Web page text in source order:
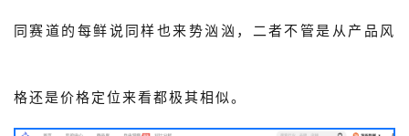
同赛道的每鲜说同样也来势汹汹，二者不管是从产品风
格还是价格定位来看都极其相似。